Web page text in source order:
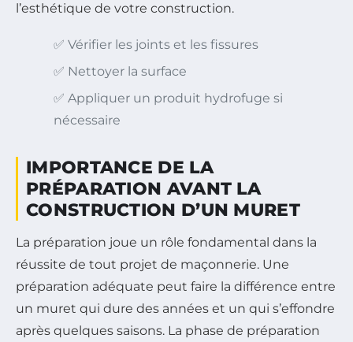
l’esthétique de votre construction.
✅ Vérifier les joints et les fissures
✅ Nettoyer la surface
✅ Appliquer un produit hydrofuge si
nécessaire
IMPORTANCE DE LA
PRÉPARATION AVANT LA
CONSTRUCTION D’UN MURET
La préparation joue un rôle fondamental dans la
réussite de tout projet de maçonnerie. Une
préparation adéquate peut faire la différence entre
un muret qui dure des années et un qui s’effondre
après quelques saisons. La phase de préparation